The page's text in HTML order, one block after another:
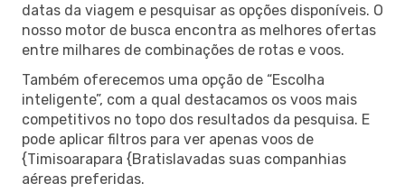
datas da viagem e pesquisar as opções disponíveis. O
nosso motor de busca encontra as melhores ofertas
entre milhares de combinações de rotas e voos.
Também oferecemos uma opção de “Escolha
inteligente”, com a qual destacamos os voos mais
competitivos no topo dos resultados da pesquisa. E
pode aplicar filtros para ver apenas voos de
{Timisoarapara {Bratislavadas suas companhias
aéreas preferidas.